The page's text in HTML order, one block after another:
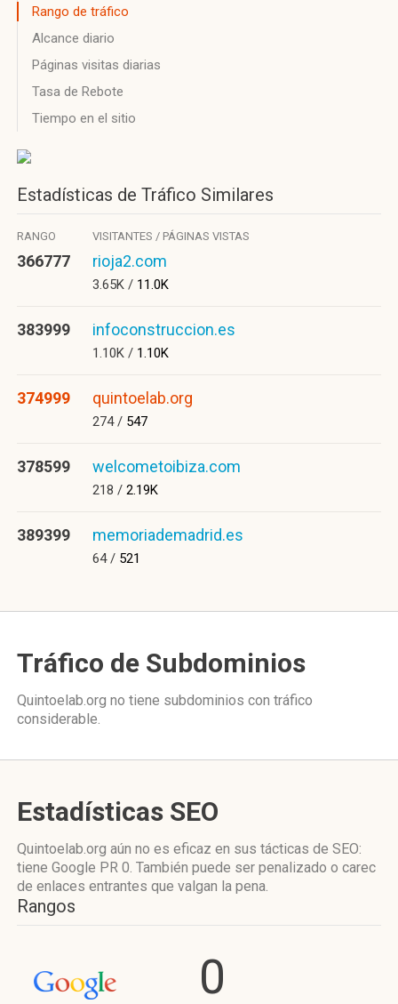
Rango de tráfico
Alcance diario
Páginas visitas diarias
Tasa de Rebote
Tiempo en el sitio
Estadísticas de Tráfico Similares
RANGO VISITANTES / PÁGINAS VISTAS
366777 rioja2.com
3.65K / 11.0K
383999 infoconstruccion.es
1.10K / 1.10K
374999 quintoelab.org
274 / 547
378599 welcometoibiza.com
218 / 2.19K
389399 memoriademadrid.es
64 / 521
Tráfico de Subdominios
Quintoelab.org no tiene subdominios con tráfico
considerable.
Estadísticas SEO
Quintoelab.org aún no es eficaz en sus tácticas de SEO:
tiene Google PR 0. También puede ser penalizado o carec
de enlaces entrantes que valgan la pena.
Rangos
0